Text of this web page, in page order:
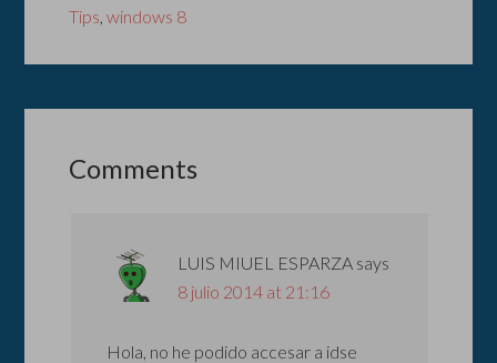
Tips ,windows 8
Comments
LUIS MIUEL ESPARZA says
8 julio 2014 at 21:16
Hola, no he podido accesar a idse